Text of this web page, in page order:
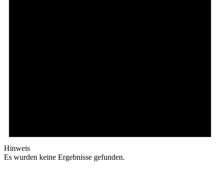
Hinweis
Es wurden keine Ergebnisse gefunden.